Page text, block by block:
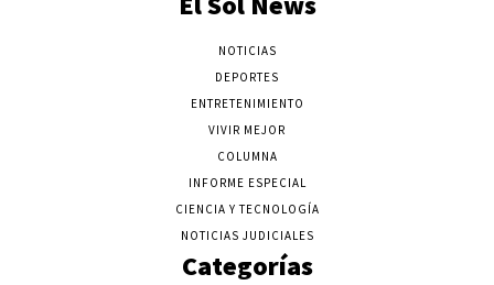
NOTICIAS
DEPORTES
ENTRETENIMIENTO
VIVIR MEJOR
COLUMNA
INFORME ESPECIAL
CIENCIA Y TECNOLOGÍA
NOTICIAS JUDICIALES
Categorías